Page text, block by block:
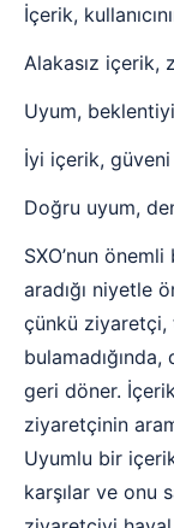
İçerik,
Alakasız içerik,
Uyum,
İyi içerik,
Doğru uyum,
SXO’nun
aradığı niyetle
çünkü ziyaretçi,
geri döner.
ziyaretçinin
Uyumlu bir
karşılar ve onu